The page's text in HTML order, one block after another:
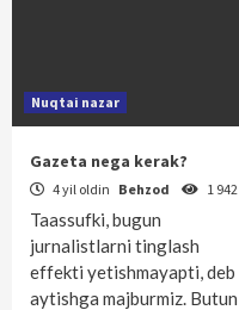
Nuqtai nazar
Gazeta nega kerak?
4 yil oldin Behzod 1 942
Taassufki, bugun
jurnalistlarni tinglash
effekti yetishmayapti, deb
aytishga majburmiz. Butun